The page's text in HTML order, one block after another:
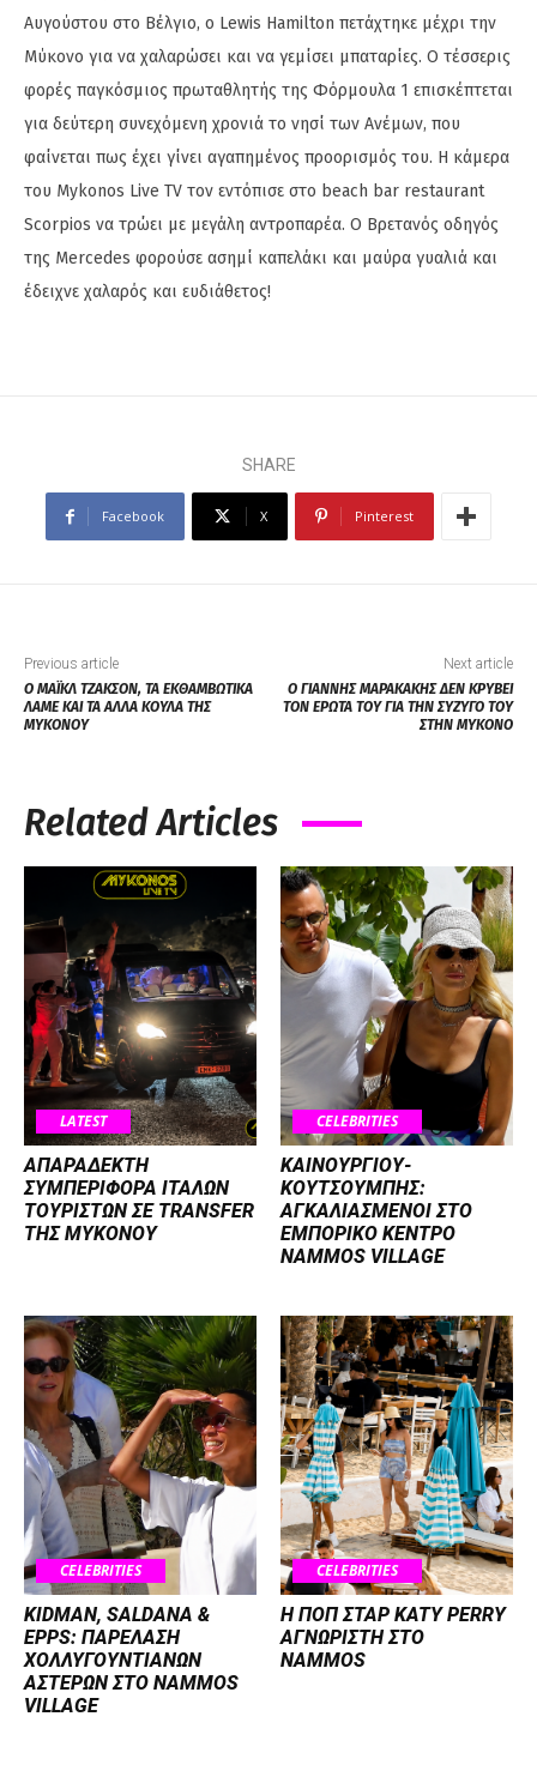
Αυγούστου στο Βέλγιο, ο Lewis Hamilton πετάχτηκε μέχρι την
Μύκονο για να χαλαρώσει και να γεμίσει μπαταρίες. Ο τέσσερις
φορές παγκόσμιος πρωταθλητής της Φόρμουλα 1 επισκέπτεται
για δεύτερη συνεχόμενη χρονιά το νησί των Ανέμων, που
φαίνεται πως έχει γίνει αγαπημένος προορισμός του. Η κάμερα
του Mykonos Live TV τον εντόπισε στο beach bar restaurant
Scorpios να τρώει με μεγάλη αντροπαρέα. Ο Βρετανός οδηγός
της Mercedes φορούσε ασημί καπελάκι και μαύρα γυαλιά και
έδειχνε χαλαρός και ευδιάθετος!
SHARE
Facebook X Pinterest
Previous article
Ο ΜΑΪΚΛ ΤΖΑΚΣΟΝ, ΤΑ ΕΚΘΑΜΒΩΤΙΚΑ
ΛΑΜΕ ΚΑΙ ΤΑ ΑΛΛΑ ΚΟΥΛΑ ΤΗΣ
ΜΥΚΟΝΟΥ
Next article
Ο ΓΙΑΝΝΗΣ ΜΑΡΑΚΑΚΗΣ ΔΕΝ ΚΡΥΒΕΙ
ΤΟΝ ΕΡΩΤΑ ΤΟΥ ΓΙΑ ΤΗΝ ΣΥΖΥΓΟ ΤΟΥ
ΣΤΗΝ ΜΥΚΟΝΟ
Related Articles
LATEST
ΑΠΑΡΑΔΕΚΤΗ
ΣΥΜΠΕΡΙΦΟΡΑ ΙΤΑΛΩΝ
ΤΟΥΡΙΣΤΩΝ ΣΕ TRANSFER
ΤΗΣ ΜΥΚΟΝΟΥ
CELEBRITIES
ΚΑΙΝΟΥΡΓΙΟΥ-
ΚΟΥΤΣΟΥΜΠΗΣ:
ΑΓΚΑΛΙΑΣΜΕΝΟΙ ΣΤΟ
ΕΜΠΟΡΙΚΟ ΚΕΝΤΡΟ
NAMMOS VILLAGE
CELEBRITIES
KIDMAN, SALDANA &
EPPS: ΠΑΡΕΛΑΣΗ
ΧΟΛΛΥΓΟΥΝΤΙΑΝΩΝ
ΑΣΤΕΡΩΝ ΣΤΟ NAMMOS
VILLAGE
CELEBRITIES
H ΠΟΠ ΣΤΑΡ KATY PERRY
ΑΓΝΩΡΙΣΤΗ ΣΤΟ
NAMMOS